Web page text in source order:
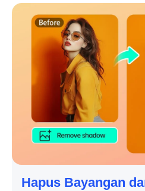
Hapus Bayangan